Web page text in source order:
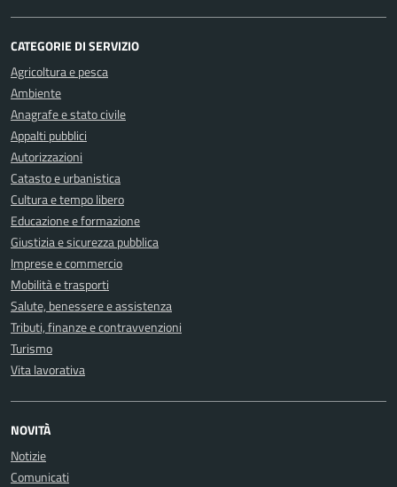
CATEGORIE DI SERVIZIO
Agricoltura e pesca
Ambiente
Anagrafe e stato civile
Appalti pubblici
Autorizzazioni
Catasto e urbanistica
Cultura e tempo libero
Educazione e formazione
Giustizia e sicurezza pubblica
Imprese e commercio
Mobilità e trasporti
Salute, benessere e assistenza
Tributi, finanze e contravvenzioni
Turismo
Vita lavorativa
NOVITÀ
Notizie
Comunicati